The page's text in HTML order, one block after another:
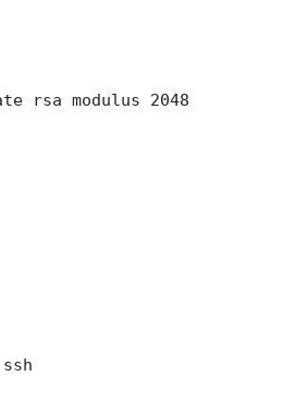
rsa modulus 2048